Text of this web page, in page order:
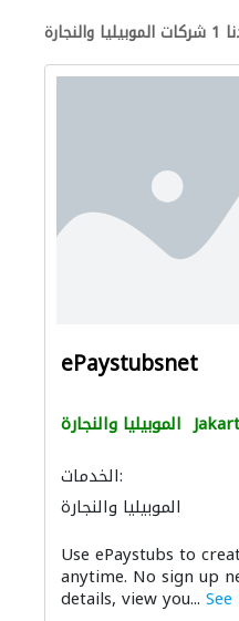
ePaystubsnet
الموبيليا والنجارة
الخدمات:
الموبيليا والنجارة
Use ePaystubs to
anytime. No sign up
details, view you...